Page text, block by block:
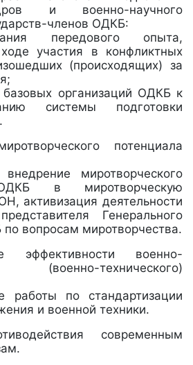
и военно-научного
членов ОДКБ:
передового опыта,
участия в конфликтных
(происходящих) за
организаций ОДКБ к
системы подготовки
потенциала
миротворческого
в миротворческую
активизация деятельности
Генерального
вопросам миротворчества.
эффективности военно-
(военно-технического)
работы по стандартизации
и военной техники.
современным